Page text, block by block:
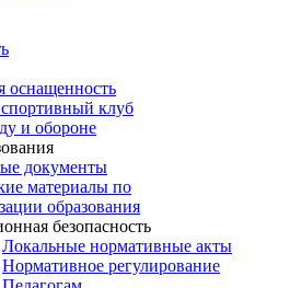
оснащенность
клуб
и обороне
документы
материалы по
образования
безопасность
Локальные нормативные акты
Нормативное регулирование